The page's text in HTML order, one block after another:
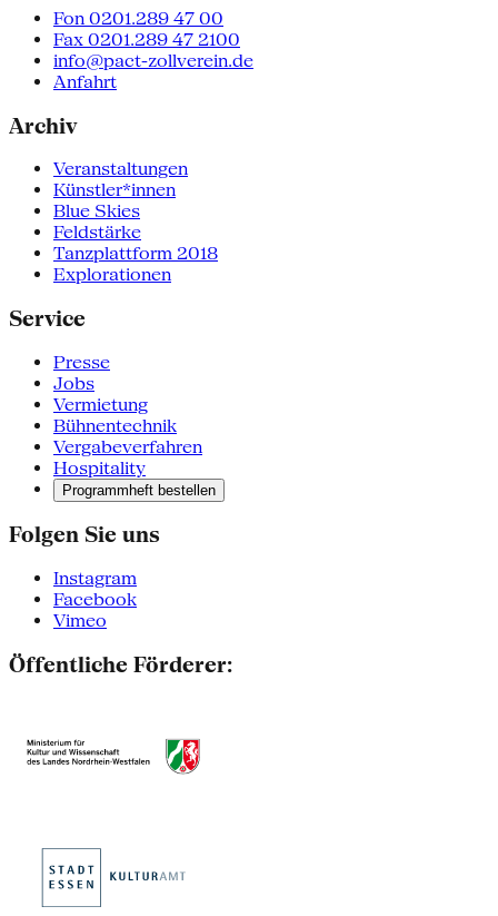
Fon 0201.289 47 00
Fax 0201.289 47 2100
info@pact-zollverein.de
Anfahrt
Archiv
Veranstaltungen
Künstler*innen
Blue Skies
Feldstärke
Tanzplattform 2018
Explorationen
Service
Presse
Jobs
Vermietung
Bühnentechnik
Vergabeverfahren
Hospitality
Programmheft bestellen
Folgen Sie uns
Instagram
Facebook
Vimeo
Öffentliche Förderer: